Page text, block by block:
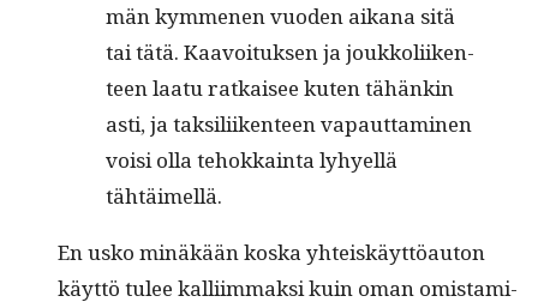
män kymme­nen vuo­den aikana sitä
tai tätä. Kaavoituk­sen ja joukkoli­iken­
teen laatu ratkaisee kuten tähänkin
asti, ja tak­sili­iken­teen vapaut­ta­mi­nen
voisi olla tehokkain­ta lyhyel­lä
tähtäimellä.
En usko minäkään kos­ka yhteiskäyt­töau­ton
käyt­tö tulee kalli­im­mak­si kuin oman omis­t­a­mi­